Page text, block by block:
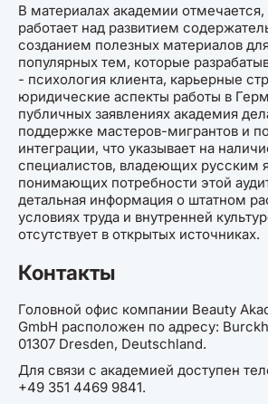
В материалах академии
работает над развитием
созданием полезных материалов
популярных тем, которые
- психология клиента, карьерные
юридические аспекты работы в
публичных заявлениях академия
поддержке мастеров-мигрантов и
интеграции, что указывает на
специалистов, владеющих русским
понимающих потребности этой
детальная информация о штатном
условиях труда и внутренней
отсутствует в открытых источниках.
Контакты
Головной офис компании Beauty
GmbH расположен по адресу:
01307 Dresden, Deutschland.
Для связи с академией доступен
+49 351 4469 9841.